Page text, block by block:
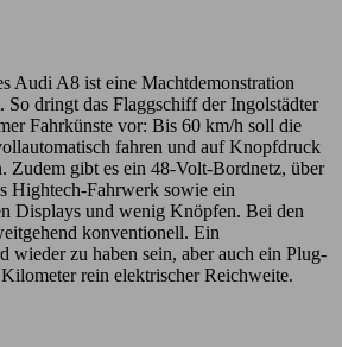
Audi A8 ist eine Machtdemonstration
So dringt das Flaggschiff der Ingolstädter
Fahrkünste vor: Bis 60 km/h soll die
fahren und auf Knopfdruck
Zudem gibt es ein 48-Volt-Bordnetz, über
Hightech-Fahrwerk sowie ein
Displays und wenig Knöpfen. Bei den
konventionell. Ein
wieder zu haben sein, aber auch ein Plug-
rein elektrischer Reichweite.